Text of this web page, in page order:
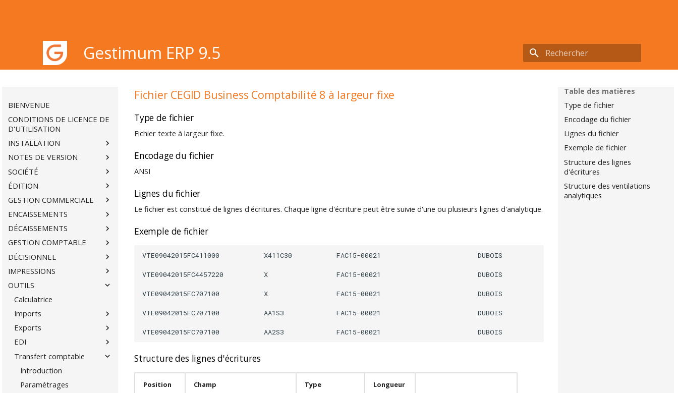
Gestimum ERP 9.5
Initialisation de la recherche
BIENVENUE
CONDITIONS DE LICENCE DE
D'UTILISATION
INSTALLATION
NOTES DE VERSION
SOCIÉTÉ
ÉDITION
GESTION COMMERCIALE
ENCAISSEMENTS
DÉCAISSEMENTS
GESTION COMPTABLE
DÉCISIONNEL
IMPRESSIONS
OUTILS
Calculatrice
Imports
Exports
EDI
Transfert comptable
Introduction
Paramétrages
Table des matières
Type de fichier
Encodage du fichier
Lignes du fichier
Exemple de fichier
Structure des lignes
d'écritures
Structure des ventilations
analytiques
Fichier CEGID Business Comptabilité 8 à largeur fixe
Type de fichier
Fichier texte à largeur fixe.
Encodage du fichier
ANSI
Lignes du fichier
Le fichier est constitué de lignes d'écritures. Chaque ligne d'écriture peut être suivie d'une ou plusieurs lignes d'analytique.
Exemple de fichier
VTE09042015FC411000           X411C30           FAC15-00021                        DUBOIS
VTE09042015FC4457220          X                 FAC15-00021                        DUBOIS
VTE09042015FC707100           X                 FAC15-00021                        DUBOIS
VTE09042015FC707100           AA1S3             FAC15-00021                        DUBOIS
Structure des lignes d'écritures
Position Champ Type Longueur